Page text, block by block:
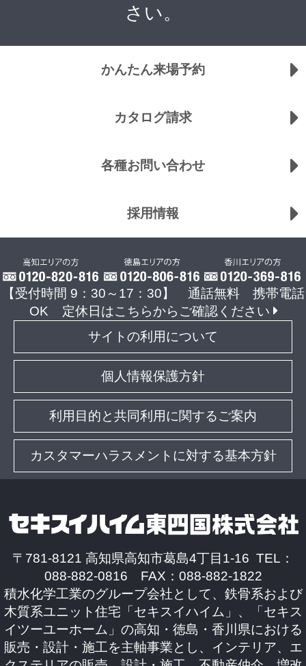
さい。
かんたん来場予約
カタログ請求
各種お問い合わせ
採用情報
【受付時間 9：30～17：30】 通話無料 携帯電話
OK
定休日はこちらからご確認ください
サイトの利用について
個人情報保護方針
利用目的と共同利用に関するご案内
カスタマーハラスメントに対する基本方針
〒781-8121 高知県高知市葛島4丁目1-16 TEL：
088-882-0816 FAX：088-882-1822
積水化学工業のグループ会社として、鉄骨系および
木質系ユニット住宅「セキスイハイム」、「セキス
イツーユーホーム」の高知・徳島・香川県における
販売・設計・施工を主軸事業とし、インテリア、エ